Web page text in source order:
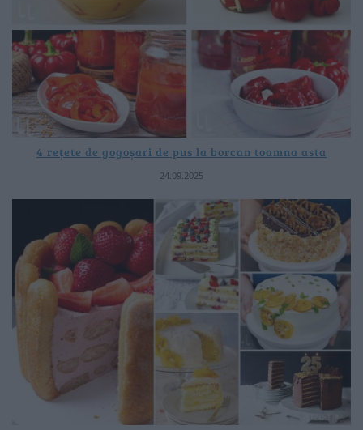
4 rețete de gogoșari de pus la borcan toamna asta
24.09.2025